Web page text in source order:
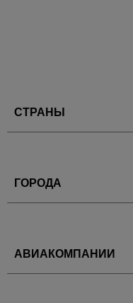
СТРАНЫ
ГОРОДА
АВИАКОМПАНИИ